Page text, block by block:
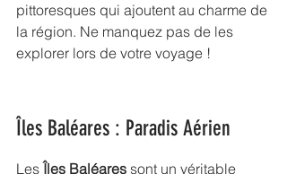
pittoresques qui ajoutent au charme de
la région. Ne manquez pas de les
explorer lors de votre voyage !
Îles Baléares : Paradis Aérien
Les Îles Baléares sont un véritable